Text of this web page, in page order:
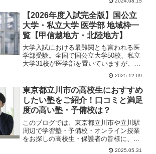
【2026年度入試完全版】国公立
大学・私立大学 医学部 地域枠一
覧【甲信越地方・北陸地方】
大学入試における最難関とも言われる医
学部受験。全国で国公立大学50校、私立
大学31校が医学部を置いていますが、い
ずれの大学も入ることは簡単ではありま
2025.12.09
東京都立川市の高校生におすすめ
したい塾をご紹介！口コミと満足
度の高い塾・予備校は？
このブログでは、東京都立川市や立川駅
周辺で学習塾・予備校・オンライン授業
をお探しの高校生・保護者の皆様に、役
立つ情報やヒントになる情報をお伝えし
2025.05.31